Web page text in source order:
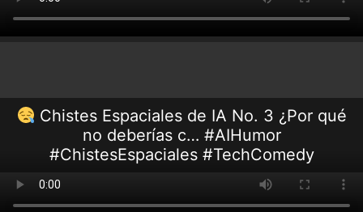
Chistes Espaciales de IA No. 3 ¿Por qué
no deberías c… #AIHumor
#ChistesEspaciales #TechComedy